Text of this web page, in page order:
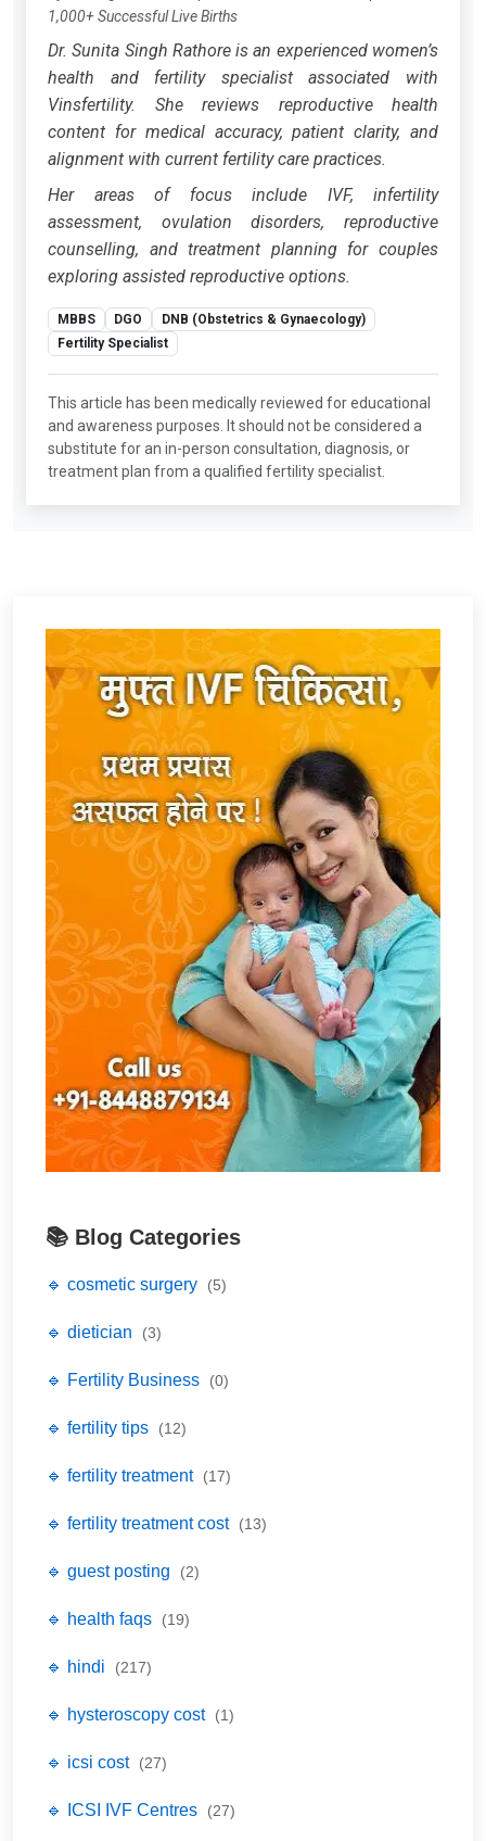
1,000+ Successful Live Births
Dr. Sunita Singh Rathore is an experienced women’s
health and fertility specialist associated with
Vinsfertility. She reviews reproductive health
content for medical accuracy, patient clarity, and
alignment with current fertility care practices.
Her areas of focus include IVF, infertility
assessment, ovulation disorders, reproductive
counselling, and treatment planning for couples
exploring assisted reproductive options.
MBBS DGO
DNB (Obstetrics & Gynaecology)
Fertility Specialist
This article has been medically reviewed for educational
and awareness purposes. It should not be considered a
substitute for an in-person consultation, diagnosis, or
treatment plan from a qualified fertility specialist.
📚 Blog Categories
🔹 cosmetic surgery (5)
🔹 dietician (3)
🔹 Fertility Business (0)
🔹 fertility tips (12)
🔹 fertility treatment (17)
🔹 fertility treatment cost (13)
🔹 guest posting (2)
🔹 health faqs (19)
🔹 hindi (217)
🔹 hysteroscopy cost (1)
🔹 icsi cost (27)
🔹 ICSI IVF Centres (27)